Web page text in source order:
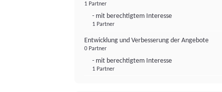
1 Partner
- mit berechtigtem Interesse
1 Partner
Entwicklung und Verbesserung der Angebote
0 Partner
- mit berechtigtem Interesse
1 Partner